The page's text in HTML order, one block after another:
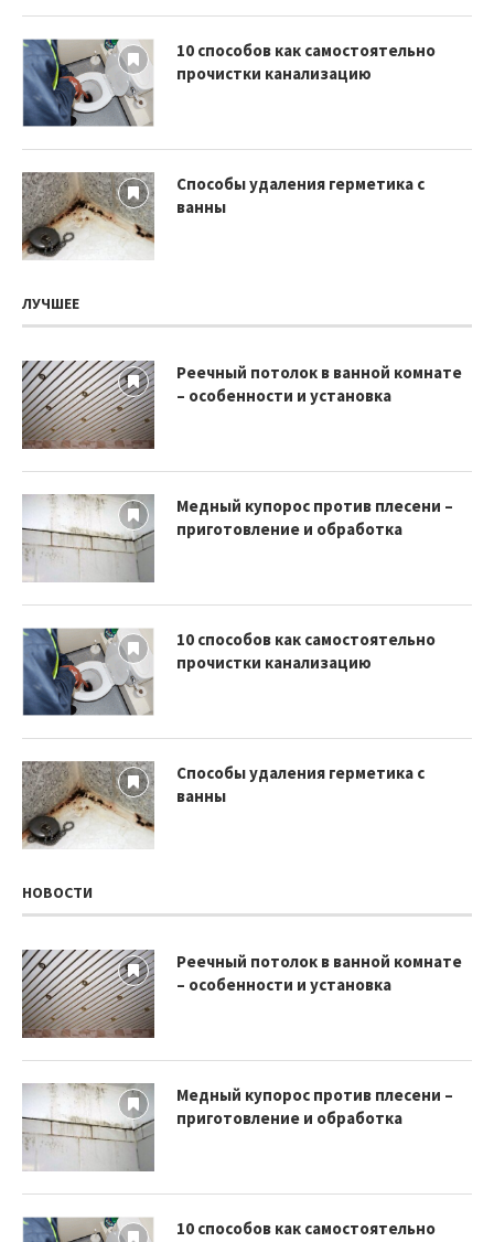
10 способов как самостоятельно
прочистки канализацию
Способы удаления герметика с
ванны
ЛУЧШЕЕ
Реечный потолок в ванной комнате
– особенности и установка
Медный купорос против плесени –
приготовление и обработка
10 способов как самостоятельно
прочистки канализацию
Способы удаления герметика с
ванны
НОВОСТИ
Реечный потолок в ванной комнате
– особенности и установка
Медный купорос против плесени –
приготовление и обработка
10 способов как самостоятельно